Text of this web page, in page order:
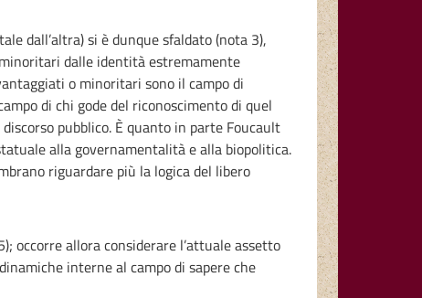
dall’altra) si è dunque sfaldato (nota 3),
dalle identità estremamente
o minoritari sono il campo di
di chi gode del riconoscimento di quel
pubblico. È quanto in parte Foucault
alla governamentalità e alla biopolitica.
riguardare più la logica del libero
occorre allora considerare l’attuale assetto
interne al campo di sapere che